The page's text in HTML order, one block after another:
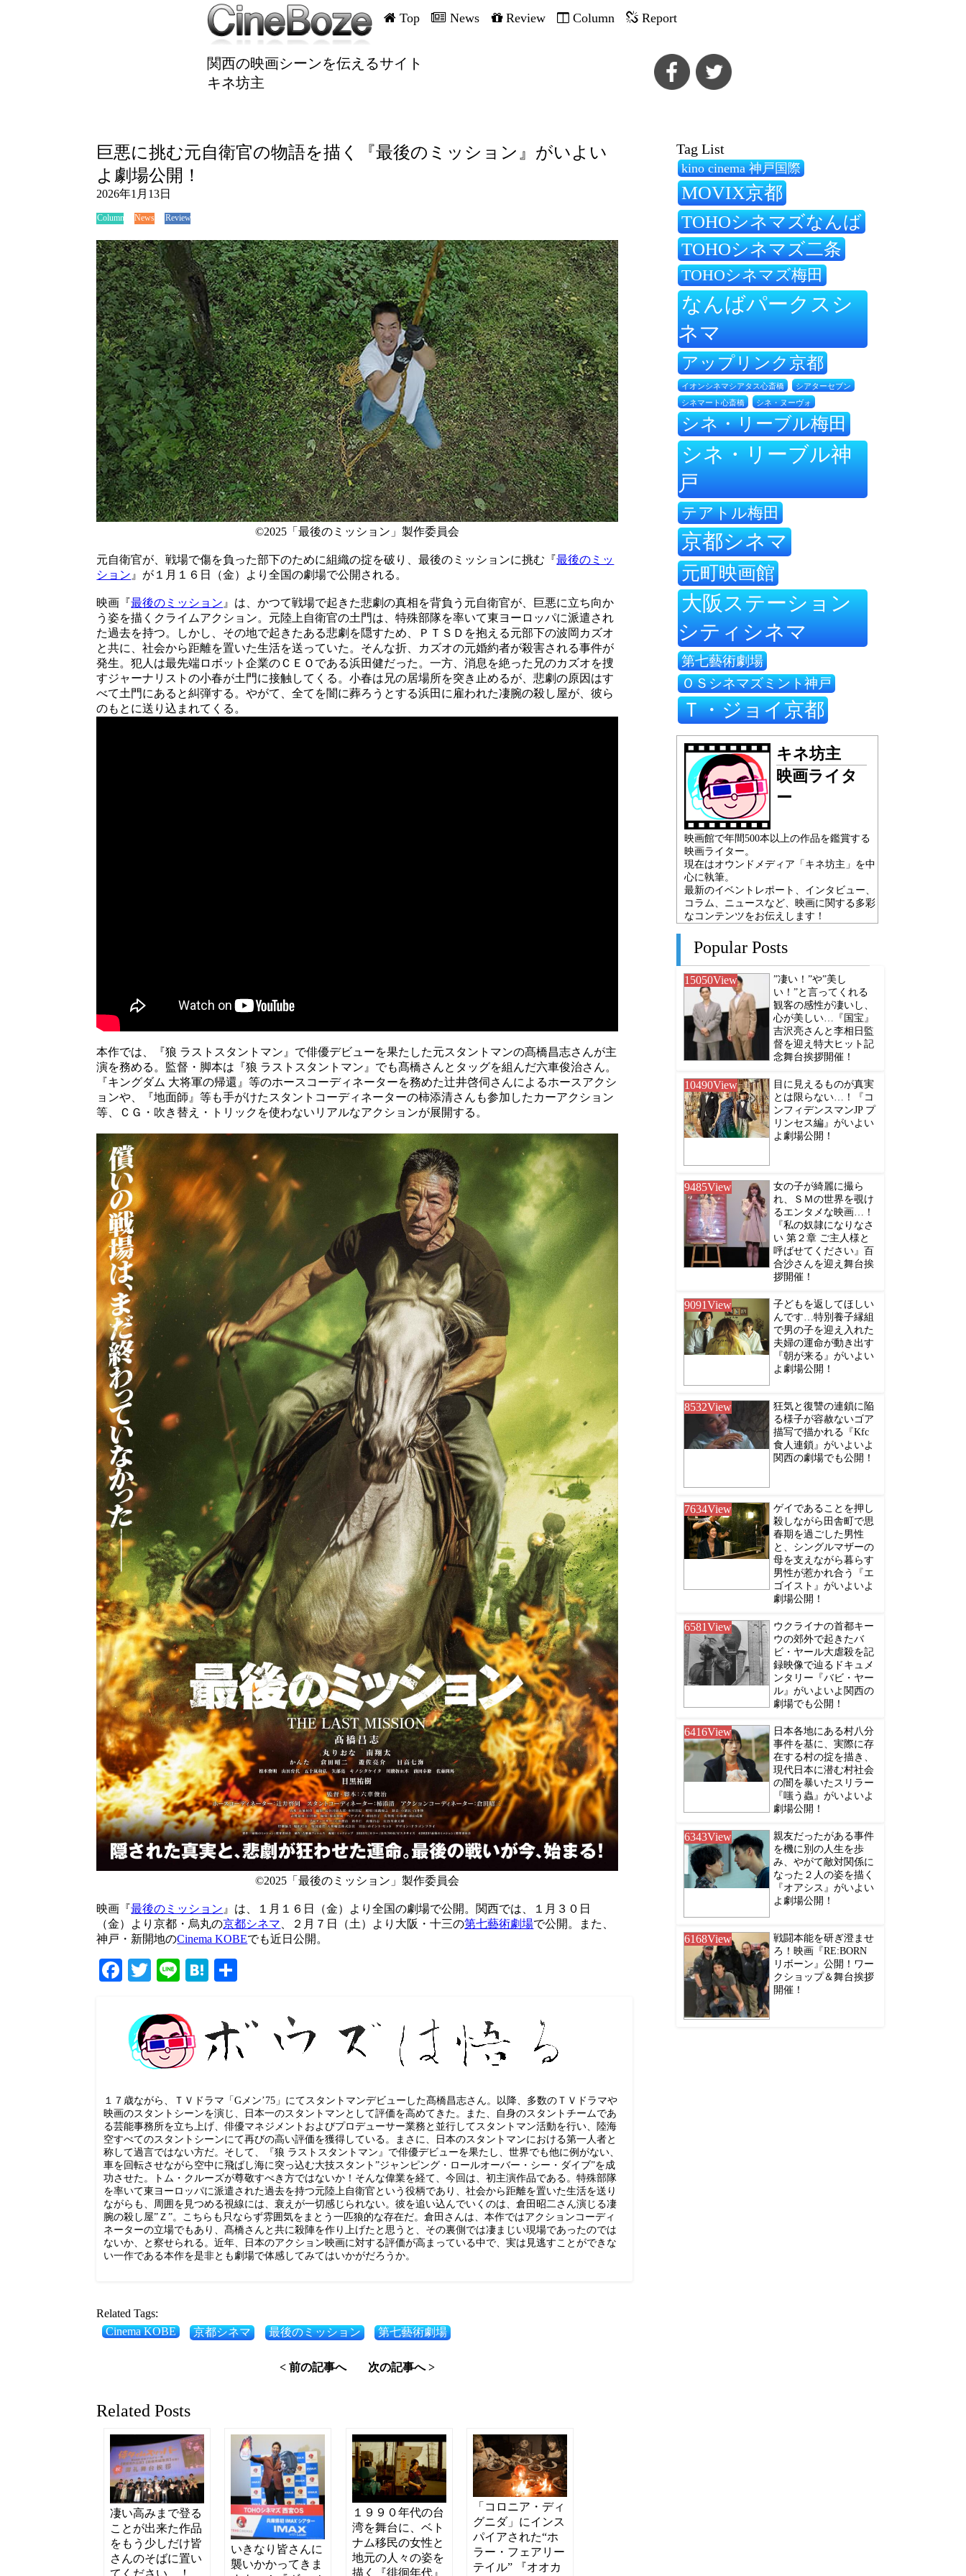
Top News Review Column Report
関西の映画シーンを伝えるサイト
キネ坊主
巨悪に挑む元自衛官の物語を描く『最後のミッション』がいよい
よ劇場公開！
2026年1月13日
Column News Review
©2025「最後のミッション」製作委員会
元自衛官が、戦場で傷を負った部下のために組織の掟を破り、最後のミッションに挑む『最後のミッ
ション 』が１月１６日（金）より全国の劇場で公開される。
映画『最後のミッション 』は、かつて戦場で起きた悲劇の真相を背負う元自衛官が、巨悪に立ち向か
う姿を描くクライムアクション。元陸上自衛官の土門は、特殊部隊を率いて東ヨーロッパに派遣され
た過去を持つ。しかし、その地で起きたある悲劇を隠すため、ＰＴＳＤを抱える元部下の波岡カズオ
と共に、社会から距離を置いた生活を送っていた。そんな折、カズオの元婚約者が殺害される事件が
発生。犯人は最先端ロボット企業のＣＥＯである浜田健だった。一方、消息を絶った兄のカズオを捜
すジャーナリストの小春が土門に接触してくる。小春は兄の居場所を突き止めるが、悲劇の原因はす
べて土門にあると糾弾する。やがて、全てを闇に葬ろうとする浜田に雇われた凄腕の殺し屋が、彼ら
のもとに送り込まれてくる。
本作では、『狼 ラストスタントマン』で俳優デビューを果たした元スタントマンの髙橋昌志さんが主
演を務める。監督・脚本は『狼 ラストスタントマン』でも髙橋さんとタッグを組んだ六車俊治さん。
『キングダム 大将軍の帰還』等のホースコーディネーターを務めた辻井啓伺さんによるホースアクシ
ョンや、『地面師』等も手がけたスタントコーディネーターの柿添清さんも参加したカーアクション
等、ＣＧ・吹き替え・トリックを使わないリアルなアクションが展開する。
©2025「最後のミッション」製作委員会
映画『最後のミッション 』は、１月１６日（金）より全国の劇場で公開。関西では、１月３０日
（金）より京都・烏丸の京都シネマ 、２月７日（土）より大阪・十三の第七藝術劇場で公開。また、
神戸・新開地のCinema KOBEでも近日公開。
Facebook
TwitterLineHatena
１７歳ながら、ＴＶドラマ「Gメン’75」にてスタントマンデビューした髙橋昌志さん。以降、多数のＴＶドラマや
映画のスタントシーンを演じ、日本一のスタントマンとして評価を高めてきた。また、自身のスタントチームであ
る芸能事務所を立ち上げ、俳優マネジメントおよびプロデューサー業務と並行してスタントマン活動を行い、陸海
空すべてのスタントシーンにて再びの高い評価を獲得している。まさに、日本のスタントマンにおける第一人者と
称して過言ではない方だ。そして、『狼 ラストスタントマン』で俳優デビューを果たし、世界でも他に例がない、
車を回転させながら空中に飛ばし海に突っ込む大技スタント”ジャンピング・ロールオーバー・シー・ダイブ”を成
功させた。トム・クルーズが尊敬すべき方ではないか！そんな偉業を経て、今回は、初主演作品である。特殊部隊
を率いて東ヨーロッパに派遣された過去を持つ元陸上自衛官という役柄であり、社会から距離を置いた生活を送り
ながらも、周囲を見つめる視線には、衰えが一切感じられない。彼を追い込んでいくのは、倉田昭二さん演じる凄
腕の殺し屋”Ｚ”。こちらも只ならず雰囲気をまとう一匹狼的な存在だ。倉田さんは、本作ではアクションコーディ
ネーターの立場でもあり、髙橋さんと共に殺陣を作り上げたと思うと、その裏側では凄まじい現場であったのでは
ないか、と察せられる。近年、日本のアクション映画に対する評価が高まっている中で、実は見逃すことができな
い一作である本作を是非とも劇場で体感してみてはいかがだろうか。
Related Tags:
Cinema KOBE
京都シネマ 最後のミッション 第七藝術劇場
< 前の記事へ 次の記事へ >
Related Posts
凄い高みまで登る
ことが出来た作品
をもう少しだけ皆
さんのそばに置い
てください…！
いきなり皆さんに
襲いかかってきま
１９９０年代の台
湾を舞台に、ベト
ナム移民の女性と
地元の人々の姿を
描く『徘徊年代』
「コロニア・ディ
グニダ」にインス
パイアされた“ホ
ラー・フェアリー
テイル” 『オオカ
Tag List
kino cinema 神戸国際
MOVIX京都
TOHOシネマズなんば
TOHOシネマズ二条
TOHOシネマズ梅田
なんばパークスシ
ネマ
アップリンク京都
イオンシネマシアタス心斎橋 シアターセブン
シネマート心斎橋 シネ・ヌーヴォ
シネ・リーブル梅田
シネ・リーブル神
戸
テアトル梅田
京都シネマ
元町映画館
大阪ステーション
シティシネマ
第七藝術劇場
ＯＳシネマズミント神戸
Ｔ・ジョイ京都
キネ坊主
映画ライタ
ー
映画館で年間500本以上の作品を鑑賞する
映画ライター。
現在はオウンドメディア「キネ坊主」を中
心に執筆。
最新のイベントレポート、インタビュー、
コラム、ニュースなど、映画に関する多彩
なコンテンツをお伝えします！
Popular Posts
15050View
”凄い！”や”美し
い！”と言ってくれる
観客の感性が凄いし、
心が美しい…『国宝』
吉沢亮さんと李相日監
督を迎え特大ヒット記
念舞台挨拶開催！
10490View
目に見えるものが真実
とは限らない…！『コ
ンフィデンスマンJP プ
リンセス編』がいよい
よ劇場公開！
9485View
女の子が綺麗に撮ら
れ、ＳＭの世界を覗け
るエンタメな映画…！
『私の奴隷になりなさ
い 第２章 ご主人様と
呼ばせてください』百
合沙さんを迎え舞台挨
拶開催！
9091View
子どもを返してほしい
んです…特別養子縁組
で男の子を迎え入れた
夫婦の運命が動き出す
『朝が来る』がいよい
よ劇場公開！
8532View
狂気と復讐の連鎖に陥
る様子が容赦ないゴア
描写で描かれる『Kfc
食人連鎖』がいよいよ
関西の劇場でも公開！
7634View
ゲイであることを押し
殺しながら田舎町で思
春期を過ごした男性
と、シングルマザーの
母を支えながら暮らす
男性が惹かれ合う『エ
ゴイスト』がいよいよ
劇場公開！
6581View
ウクライナの首都キー
ウの郊外で起きたバ
ビ・ヤール大虐殺を記
録映像で辿るドキュメ
ンタリー『バビ・ヤー
ル』がいよいよ関西の
劇場でも公開！
6416View
日本各地にある村八分
事件を基に、実際に存
在する村の掟を描き、
現代日本に潜む村社会
の闇を暴いたスリラー
『嗤う蟲』がいよいよ
劇場公開！
6343View
親友だったがある事件
を機に別の人生を歩
み、やがて敵対関係に
なった２人の姿を描く
『オアシス』がいよい
よ劇場公開！
6168View
戦闘本能を研ぎ澄ませ
ろ！映画『RE:BORN
リボーン』公開！ワー
クショップ＆舞台挨拶
開催！